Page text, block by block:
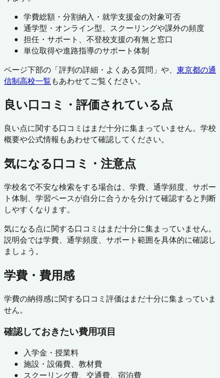
学費総額・分割納入・就学支援金の対象可否
通学型・オンライン型、スクーリングや課外の頻度
担任・サポート、不登校支援の有無と窓口
単位取得や進路指導のサポート体制
ページ下部の「評判の詳細・よくある質問」や、 東京都の通
信制高校一覧もあわせてご覧ください。
良い口コミ・評価されている点
良い点に関する口コミはまだ十分に集まっていません。学校
概要や公式情報もあわせて確認してください。
気になる口コミ・注意点
学校名で不安な検索をする場合は、学費、通学頻度、サポー
ト体制、学習ペースが自分に合うかを分けて確認すると判断
しやすくなります。
気になる点に関する口コミはまだ十分に集まっていません。
説明会では学費、通学頻度、サポート範囲を具体的に確認し
ましょう。
学費・費用感
学費の納得感に関する口コミ評価はまだ十分に集まっていま
せん。
確認しておきたい費用項目
入学金・授業料
施設・設備費、教材費
スクーリング費、交通費、宿泊費